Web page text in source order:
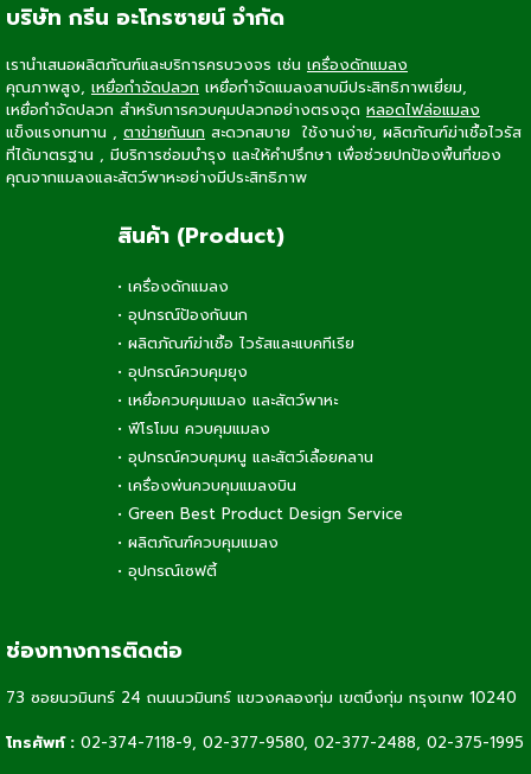
บริษัท กรีน อะโกรซายน์ จำกัด
เรานำเสนอผลิตภัณฑ์และบริการครบวงจร เช่น เครื่องดักแมลง
คุณภาพสูง, เหยื่อกำจัดปลวก เหยื่อกำจัดแมลงสาบมีประสิทธิภาพเยี่ยม,
เหยื่อกำจัดปลวก สำหรับการควบคุมปลวกอย่างตรงจุด หลอดไฟล่อแมลง
แข็งแรงทนทาน , ตาข่ายกันนก สะดวกสบาย ใช้งานง่าย, ผลิตภัณฑ์ฆ่าเชื้อไวรัส
ที่ได้มาตรฐาน , มีบริการซ่อมบำรุง และให้คำปรึกษา เพื่อช่วยปกป้องพื้นที่ของ
คุณจากแมลงและสัตว์พาหะอย่างมีประสิทธิภาพ
สินค้า (Product)
• เครื่องดักแมลง
• อุปกรณ์ป้องกันนก
• ผลิตภัณฑ์ฆ่าเชื้อ ไวรัสและแบคทีเรีย
• อุปกรณ์ควบคุมยุง
• เหยื่อควบคุมแมลง และสัตว์พาหะ
• ฟีโรโมน ควบคุมแมลง
• อุปกรณ์ควบคุมหนู และสัตว์เลื้อยคลาน
• เครื่องพ่นควบคุมแมลงบิน
• Green Best Product Design Service
• ผลิตภัณฑ์ควบคุมแมลง
• อุปกรณ์เซฟตี้
ช่องทางการติดต่อ
73 ซอยนวมินทร์ 24 ถนนนวมินทร์ แขวงคลองกุ่ม เขตบึงกุ่ม กรุงเทพ 10240
โทรศัพท์ : 02-374-7118-9, 02-377-9580, 02-377-2488, 02-375-1995